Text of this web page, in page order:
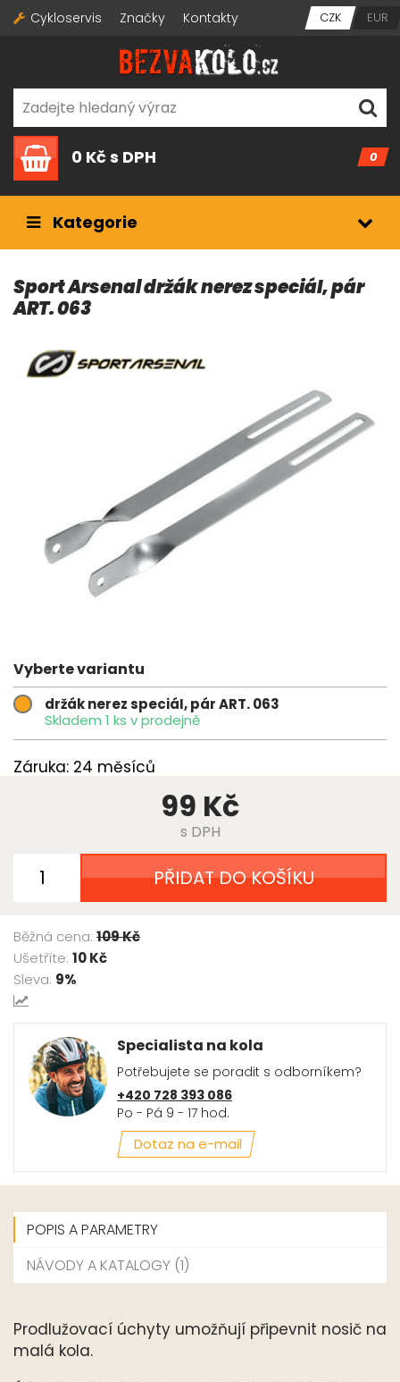
Cykloservis Značky Kontakty CZK EUR
0
0 Kčs DPH
Kategorie
Sport Arsenal držák nerez speciáI, pár
ART. 063
Vyberte variantu
držák nerez speciáI, pár ART. 063
Skladem 1 ks v prodejně
Záruka: 24 měsíců
99 Kč
s DPH
PŘIDAT DO KOŠÍKU
Běžná cena: 109 Kč
Ušetříte: 10 Kč
Sleva: 9%
Specialista na kola
Potřebujete se poradit s odborníkem?
+420 728 393 086
Po - Pá 9 - 17 hod.
Dotaz na e-mail
POPIS A PARAMETRY
NÁVODY A KATALOGY (1)
Prodlužovací úchyty umožňují připevnit nosič na
malá kola.